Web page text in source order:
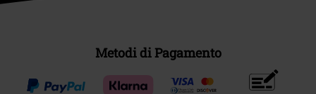
Metodi di Pagamento